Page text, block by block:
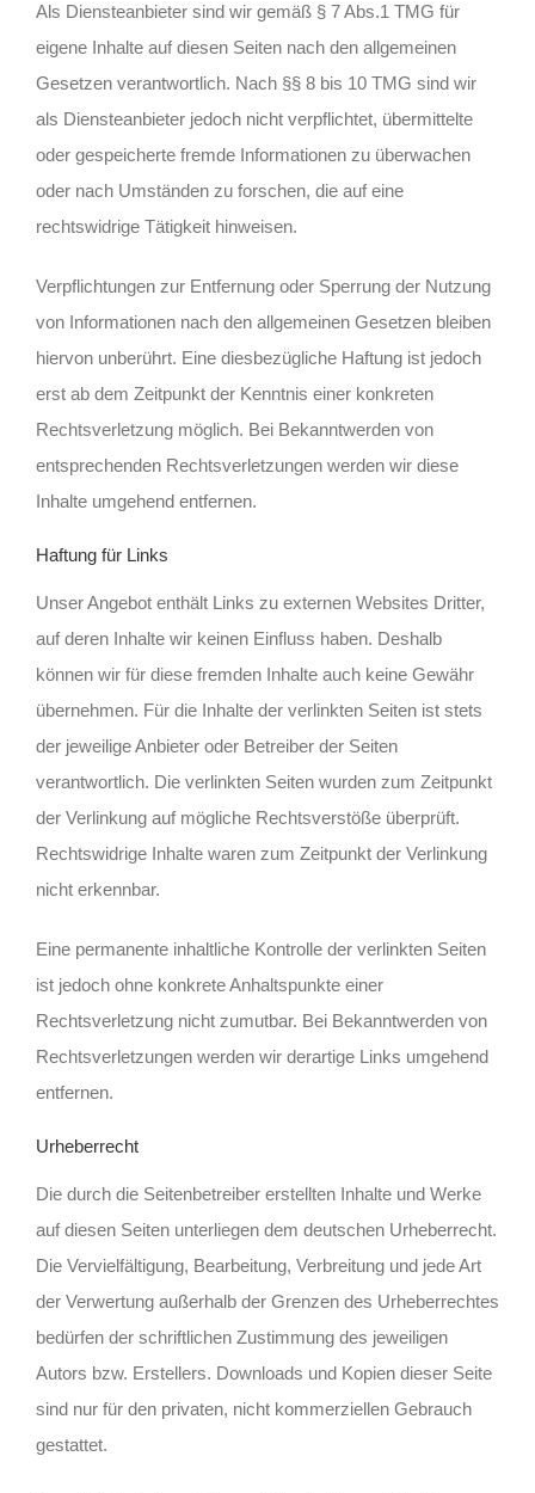
Als Diensteanbieter sind wir gemäß § 7 Abs.1 TMG für
eigene Inhalte auf diesen Seiten nach den allgemeinen
Gesetzen verantwortlich. Nach §§ 8 bis 10 TMG sind wir
als Diensteanbieter jedoch nicht verpflichtet, übermittelte
oder gespeicherte fremde Informationen zu überwachen
oder nach Umständen zu forschen, die auf eine
rechtswidrige Tätigkeit hinweisen.
Verpflichtungen zur Entfernung oder Sperrung der Nutzung
von Informationen nach den allgemeinen Gesetzen bleiben
hiervon unberührt. Eine diesbezügliche Haftung ist jedoch
erst ab dem Zeitpunkt der Kenntnis einer konkreten
Rechtsverletzung möglich. Bei Bekanntwerden von
entsprechenden Rechtsverletzungen werden wir diese
Inhalte umgehend entfernen.
Haftung für Links
Unser Angebot enthält Links zu externen Websites Dritter,
auf deren Inhalte wir keinen Einfluss haben. Deshalb
können wir für diese fremden Inhalte auch keine Gewähr
übernehmen. Für die Inhalte der verlinkten Seiten ist stets
der jeweilige Anbieter oder Betreiber der Seiten
verantwortlich. Die verlinkten Seiten wurden zum Zeitpunkt
der Verlinkung auf mögliche Rechtsverstöße überprüft.
Rechtswidrige Inhalte waren zum Zeitpunkt der Verlinkung
nicht erkennbar.
Eine permanente inhaltliche Kontrolle der verlinkten Seiten
ist jedoch ohne konkrete Anhaltspunkte einer
Rechtsverletzung nicht zumutbar. Bei Bekanntwerden von
Rechtsverletzungen werden wir derartige Links umgehend
entfernen.
Urheberrecht
Die durch die Seitenbetreiber erstellten Inhalte und Werke
auf diesen Seiten unterliegen dem deutschen Urheberrecht.
Die Vervielfältigung, Bearbeitung, Verbreitung und jede Art
der Verwertung außerhalb der Grenzen des Urheberrechtes
bedürfen der schriftlichen Zustimmung des jeweiligen
Autors bzw. Erstellers. Downloads und Kopien dieser Seite
sind nur für den privaten, nicht kommerziellen Gebrauch
gestattet.